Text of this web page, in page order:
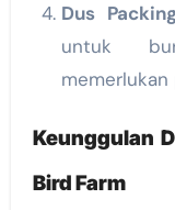
Dus
untuk
Keunggulan
Bird Farm